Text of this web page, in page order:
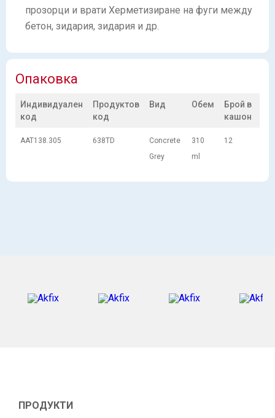
прозорци и врати Херметизиране на фуги между
бетон, зидария, зидария и др.
Опаковка
Индивидуален
код
Продуктов
код
Вид Обем
Брой в
кашон
AAT138.305 638TD
Concrete
Grey
310
ml
12
ПРОДУКТИ